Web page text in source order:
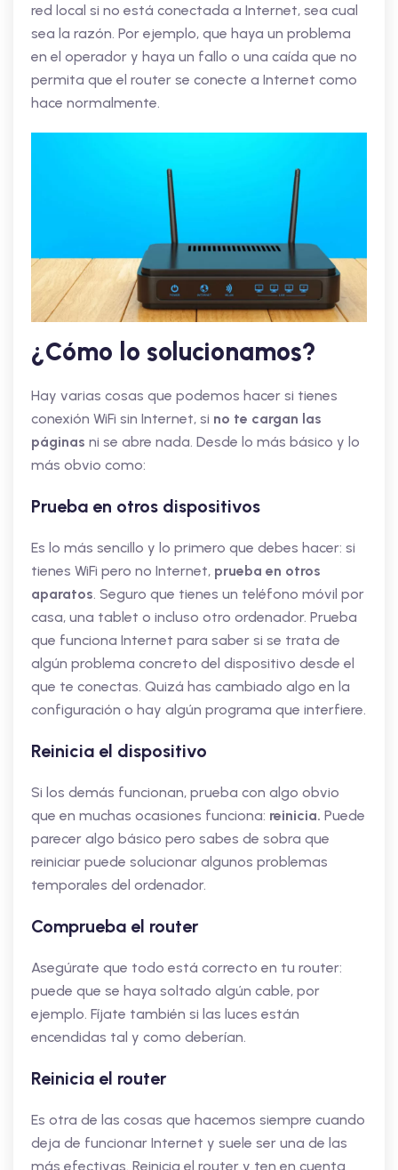
red local si no está conectada a Internet, sea cual
sea la razón. Por ejemplo, que haya un problema
en el operador y haya un fallo o una caída que no
permita que el router se conecte a Internet como
hace normalmente.
¿Cómo lo solucionamos?
Hay varias cosas que podemos hacer si tienes
conexión WiFi sin Internet, si no te cargan las
páginas ni se abre nada. Desde lo más básico y lo
más obvio como:
Prueba en otros dispositivos
Es lo más sencillo y lo primero que debes hacer: si
tienes WiFi pero no Internet, prueba en otros
aparatos. Seguro que tienes un teléfono móvil por
casa, una tablet o incluso otro ordenador. Prueba
que funciona Internet para saber si se trata de
algún problema concreto del dispositivo desde el
que te conectas. Quizá has cambiado algo en la
configuración o hay algún programa que interfiere.
Reinicia el dispositivo
Si los demás funcionan, prueba con algo obvio
que en muchas ocasiones funciona: reinicia. Puede
parecer algo básico pero sabes de sobra que
reiniciar puede solucionar algunos problemas
temporales del ordenador.
Comprueba el router
Asegúrate que todo está correcto en tu router:
puede que se haya soltado algún cable, por
ejemplo. Fíjate también si las luces están
encendidas tal y como deberían.
Reinicia el router
Es otra de las cosas que hacemos siempre cuando
deja de funcionar Internet y suele ser una de las
más efectivas. Reinicia el router y ten en cuenta